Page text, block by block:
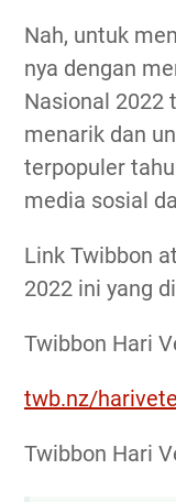
Nah, untuk
nya dengan
Nasional 2022
menarik dan
terpopuler
media sosial
Link Twibbon
2022 ini yang
Twibbon Hari
twb.nz/
Twibbon Hari